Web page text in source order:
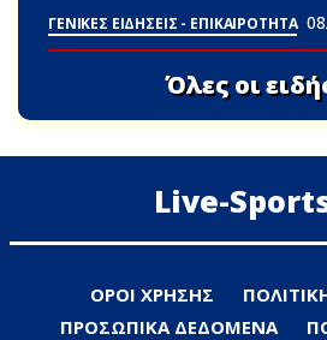
ΓΕΝΙΚΕΣ ΕΙΔΗΣΕΙΣ - ΕΠΙΚΑΙΡΟΤΗΤΑ
Όλες οι
Live-
ΟΡΟΙ ΧΡΗΣΗΣ
ΠΡΟΣΩΠΙΚΑ ΔΕΔΟΜΕΝΑ